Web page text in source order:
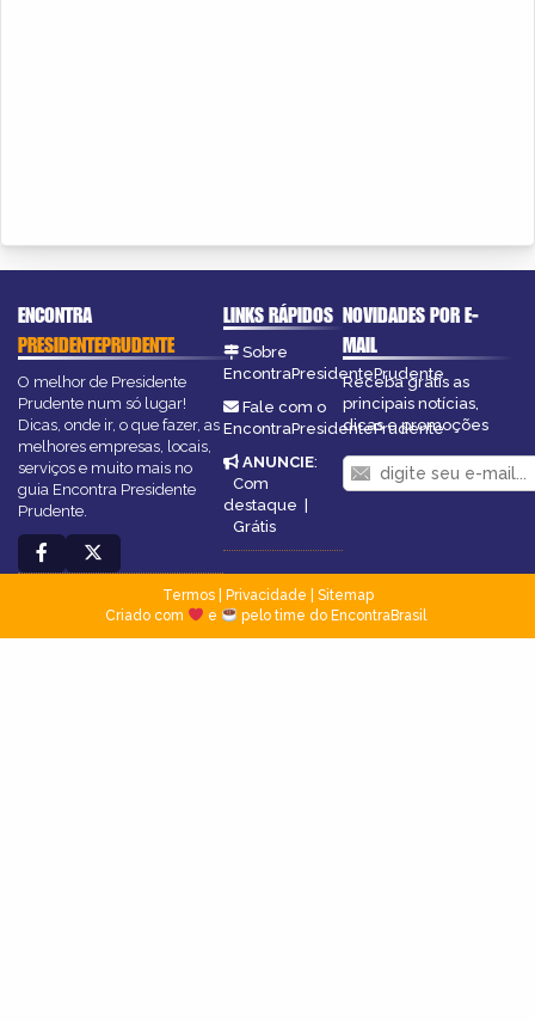
ENCONTRA
PRESIDENTEPRUDENTE
O melhor de Presidente
Prudente num só lugar!
Dicas, onde ir, o que fazer, as
melhores empresas, locais,
serviços e muito mais no
guia Encontra Presidente
Prudente.
LINKS RÁPIDOS
Sobre
EncontraPresidentePrudente
Fale com o
EncontraPresidentePrudente
ANUNCIE:
Com
destaque
Grátis
NOVIDADES POR E-
MAIL
Receba grátis as
principais notícias,
dicas e promoções
Termos| Privacidade
Sitemap
Criado com
e pelo time do EncontraBrasil